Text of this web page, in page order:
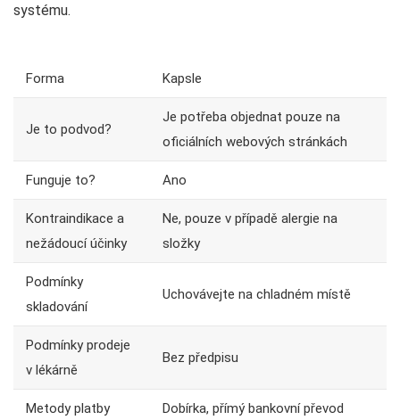
systému.
Forma Kapsle
Je to podvod?
Je potřeba objednat pouze na
oficiálních webových stránkách
Funguje to? Ano
Kontraindikace a
nežádoucí účinky
Ne, pouze v případě alergie na
složky
Podmínky
skladování
Uchovávejte na chladném místě
Podmínky prodeje
v lékárně
Bez předpisu
Metody platby Dobírka, přímý bankovní převod